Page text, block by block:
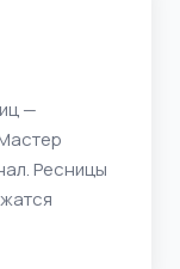
—
Ресницы